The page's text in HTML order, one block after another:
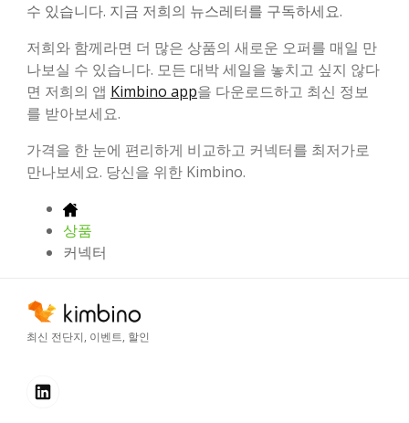
수 있습니다. 지금 저희의 뉴스레터를 구독하세요.
저희와 함께라면 더 많은 상품의 새로운 오퍼를 매일 만
나보실 수 있습니다. 모든 대박 세일을 놓치고 싶지 않다
면 저희의 앱 Kimbino app을 다운로드하고 최신 정보
를 받아보세요.
가격을 한 눈에 편리하게 비교하고 커넥터를 최저가로
만나보세요. 당신을 위한 Kimbino.
상품
커넥터
최신 전단지, 이벤트, 할인